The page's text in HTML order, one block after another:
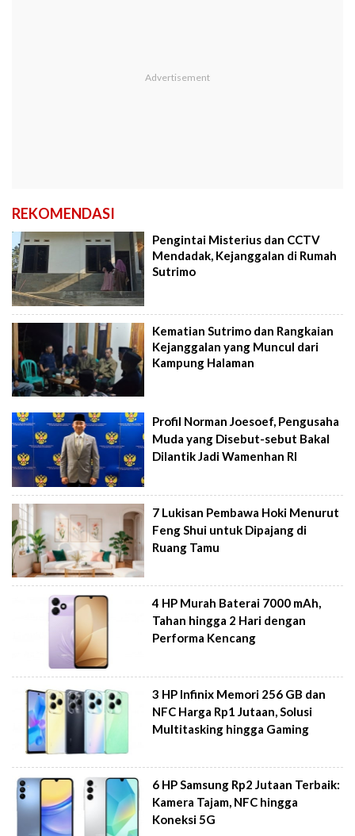
REKOMENDASI
Pengintai Misterius dan CCTV
Mendadak, Kejanggalan di Rumah
Sutrimo
Kematian Sutrimo dan Rangkaian
Kejanggalan yang Muncul dari
Kampung Halaman
Profil Norman Joesoef, Pengusaha
Muda yang Disebut-sebut Bakal
Dilantik Jadi Wamenhan RI
7 Lukisan Pembawa Hoki Menurut
Feng Shui untuk Dipajang di
Ruang Tamu
4 HP Murah Baterai 7000 mAh,
Tahan hingga 2 Hari dengan
Performa Kencang
3 HP Infinix Memori 256 GB dan
NFC Harga Rp1 Jutaan, Solusi
Multitasking hingga Gaming
6 HP Samsung Rp2 Jutaan Terbaik:
Kamera Tajam, NFC hingga
Koneksi 5G